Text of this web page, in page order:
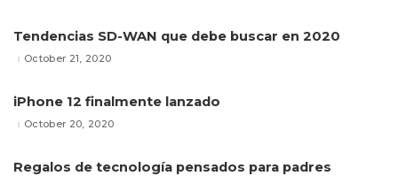
Tendencias SD-WAN que debe buscar en 2020
October 21, 2020
iPhone 12 finalmente lanzado
October 20, 2020
Regalos de tecnología pensados para padres